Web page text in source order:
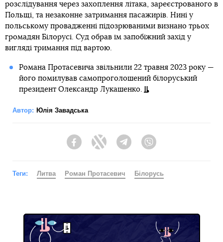
розслідування через захоплення літака, зареєстрованого в
Польщі, та незаконне затримання пасажирів. Нині у
польському провадженні підозрюваними визнано трьох
громадян Білорусі. Cуд обрав їм запобіжний захід у
вигляді тримання під вартою.
Романа Протасевича звільнили 22 травня 2023 року —
його помилував самопроголошений білоруський
президент Олександр Лукашенко.
Автор: Юлія Завадська
FacebookTwitter Telegram
Теги: Литва Роман Протасевич Білорусь